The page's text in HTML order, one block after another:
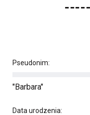
Pseudonim:
"Barbara"
Data urodzenia: